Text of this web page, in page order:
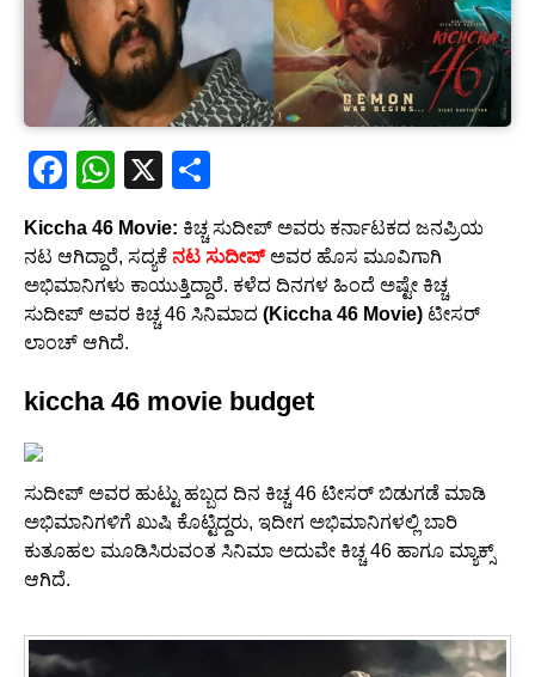
F
c
e
b
o
o
W
at
s
A
p
p
X
h
ar
e
Kiccha 46 Movie: ಕಿಚ್ಚ ಸುದೀಪ್ ಅವರು ಕರ್ನಾಟಕದ ಜನಪ್ರಿಯ
ನಟ ಆಗಿದ್ದಾರೆ, ಸದ್ಯಕೆ ನಟ ಸುದೀಪ್ಅವರ ಹೊಸ ಮೂವಿಗಾಗಿ
ಅಭಿಮಾನಿಗಳು ಕಾಯುತ್ತಿದ್ದಾರೆ. ಕಳೆದ ದಿನಗಳ ಹಿಂದೆ ಅಷ್ಟೇ ಕಿಚ್ಚ
ಸುದೀಪ್ ಅವರ ಕಿಚ್ಚ 46 ಸಿನಿಮಾದ (Kiccha 46 Movie) ಟೀಸರ್
ಲಾಂಚ್ ಆಗಿದೆ.
kiccha 46 movie budget
ಸುದೀಪ್ ಅವರ ಹುಟ್ಟು ಹಬ್ಬದ ದಿನ ಕಿಚ್ಚ 46 ಟೀಸರ್ ಬಿಡುಗಡೆ ಮಾಡಿ
ಅಭಿಮಾನಿಗಳಿಗೆ ಖುಷಿ ಕೊಟ್ಟಿದ್ದರು, ಇದೀಗ ಅಭಿಮಾನಿಗಳಲ್ಲಿ ಬಾರಿ
ಕುತೂಹಲ ಮೂಡಿಸಿರುವಂತ ಸಿನಿಮಾ ಅದುವೇ ಕಿಚ್ಚ 46 ಹಾಗೂ ಮ್ಯಾಕ್ಸ್
ಆಗಿದೆ.